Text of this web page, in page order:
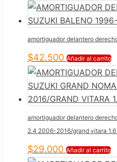
amortiguador delantero
$42.500 Añadir al carrito
amortiguador delantero
2.4 2006-2016/grand vitara
$29.000 Añadir al carrito